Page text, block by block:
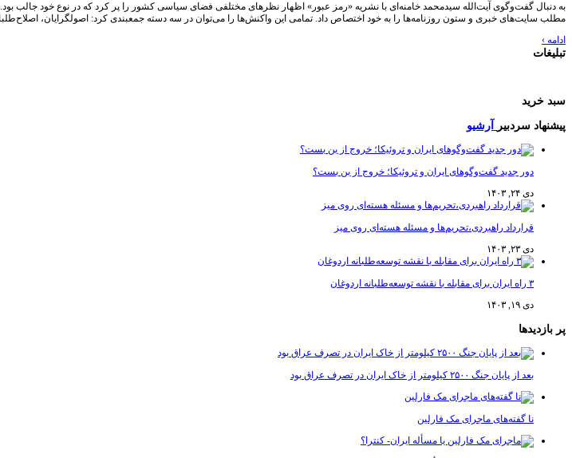
به دنبال گفت‌وگوی آیت‌الله سیدمحمد خامنه‌ای با نشریه «رمز عبور» اظهار نظرهای مختلفی فضای سیاسی کشور را پر کرد که در نوع خود
مطلب سایت‌های خبری و ستون روزنامه‌ها را به خود اختصاص داد. تمامی این واکنش‌ها را می‌توان در سه دسته جمعبندی کرد: اصولگرایان،
ادامه ›
تبلیغات
سبد خرید
پیشنهاد سردبیر
آرشیو
دور جدید گفت‌وگوهای ایران و تروئیکا؛ خروج از بن بست؟
دی ۲۴, ۱۴۰۳
قرارداد راهبردی،تحریم‌ها و مسئله هسته‌ای روی میز
دی ۲۳, ۱۴۰۳
۳ راه ایران برای مقابله با نقشه توسعه‌طلبانه اردوغان
دی ۱۹, ۱۴۰۳
پر بازدیدها
بعد از پایان جنگ ۲۵۰۰ کیلومتر از خاک ایران در تصرف عراق بود
نا گفته‌های ماجرای مک فارلین